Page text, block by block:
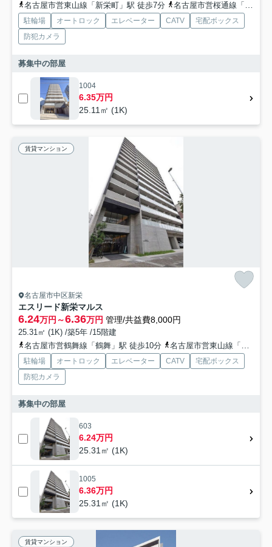
名古屋市営東山線「新栄町」駅 徒歩7分
名古屋市営桜通線「車道」駅 徒歩14分
駐輪場 オートロック エレベーター CATV
宅配ボックス
防犯カメラ
募集中の部屋
1004
6.35万円
25.11㎡ (1K)
賃貸マンション
名古屋市中区新栄
エスリード新栄マルス
6.24万円～6.36万円 管理/共益費8,000円
25.31㎡ (1K) /築5年 /15階建
名古屋市営鶴舞線「鶴舞」駅 徒歩10分
名古屋市営東山線「新栄町」駅 徒歩12分
駐輪場 オートロック エレベーター CATV
宅配ボックス
防犯カメラ
募集中の部屋
603
6.24万円
25.31㎡ (1K)
1005
6.36万円
25.31㎡ (1K)
賃貸マンション